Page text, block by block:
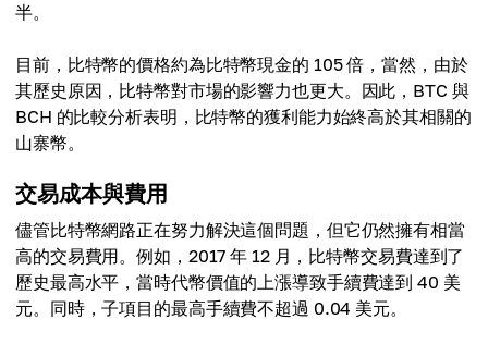
半。
目前，比特幣的價格約為比特幣現金的 105 倍，當然，由於
其歷史原因，比特幣對市場的影響力也更大。因此，BTC 與
BCH 的比較分析表明，比特幣的獲利能力始終高於其相關的
山寨幣。
交易成本與費用
儘管比特幣網路正在努力解決這個問題，但它仍然擁有相當
高的交易費用。例如，2017 年 12 月，比特幣交易費達到了
歷史最高水平，當時代幣價值的上漲導致手續費達到 40 美
元。同時，子項目的最高手續費不超過 0.04 美元。